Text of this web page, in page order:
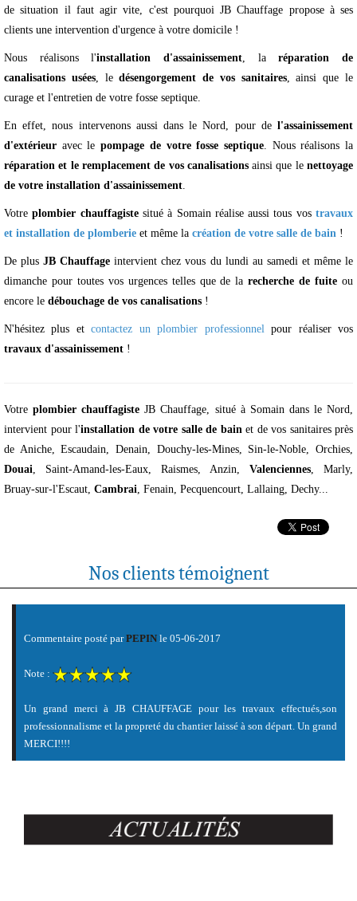
de situation il faut agir vite, c'est pourquoi JB Chauffage propose à ses
clients une intervention d'urgence à votre domicile !
Nous réalisons l'installation d'assainissement , laréparation de
canalisations usées, ledésengorgement de vos sanitaires, ainsi que le
curage et l'entretien de votre fosse septique.
En effet, nous intervenons aussi dans le Nord, pour de l'assainissement
d'extérieur avec lepompage de votre fosse septique. Nous réalisons la
réparation et le remplacement de vos canalisationsainsi que lenettoyage
de votre installation d'assainissement
Votreplombier chauffagistesitué à Somain réalise aussi tous vostravaux
et installation de plomberie et même la création de votre salle de bain !
De plusJB Chauffage intervient chez vous du lundi au samedi et même le
dimanche pour toutes vos urgences telles que de larecherche de fuite ou
encore le débouchage de vos canalisations !
N'hésitez plus etcontactez un plombier professionnel pour réaliser vos
travaux d'assainissement !
Votreplombier chauffagiste JB Chauffage, situé à Somain dans le Nord,
intervient pour l'installation de votre salle de bain et de vos sanitaires près
de Aniche, Escaudain, Denain, Douchy-les-Mines, Sin-le-Noble, Orchies,
Douai , Saint-Amand-les-Eaux, Raismes, Anzin, Valenciennes , Marly,
Bruay-sur-l'Escaut, Cambrai , Fenain, Pecquencourt, Lallaing, Dechy...
Nos clients témoignent
Commentaire posté parPEPIN le 05-06-2017
Note :
Un grand merci à JB CHAUFFAGE pour les travaux effectués,son
professionnalisme et la propreté du chantier laissé à son départ. Un grand
MERCI!!!!